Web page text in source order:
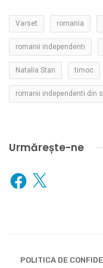
Varset romania
romanii independenti
Natalia Stan timoc
romanii independenti din
Urmărește-ne
Facebook
X
POLITICA DE